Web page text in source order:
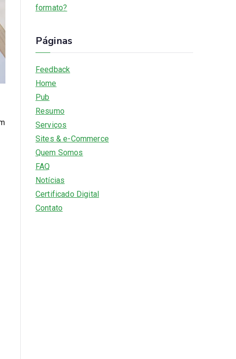
formato?
Páginas
Feedback
Home
Pub
Resumo
Serviços
Sites & e-Commerce
Quem Somos
FAQ
Notícias
Certificado Digital
Contato